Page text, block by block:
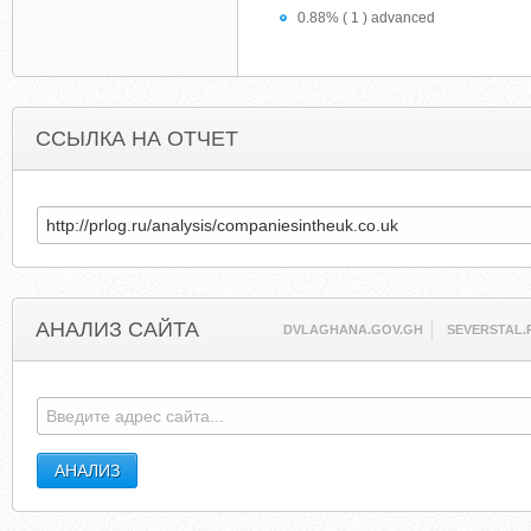
0.88% ( 1 ) advanced
ССЫЛКА НА ОТЧЕТ
АНАЛИЗ САЙТА DVLAGHANA.GOV.GH